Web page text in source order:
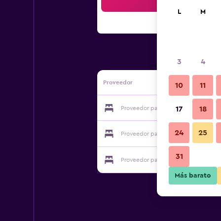
Proveedor
Proveedor para B&B La Finestra Sul
Proveedor para B&B La Finestra Sul
Proveedor para B&B La Finestra Sul
L M
3 4
10 11
17 18
24 25
31
Más barato